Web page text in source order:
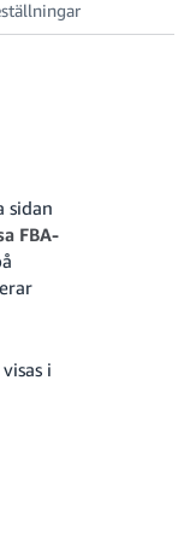
sidan
FBA-
i